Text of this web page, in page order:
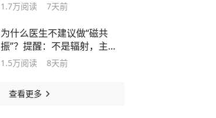
1.7万阅读 7天前
为什么医生不建议做“磁共
振”？提醒：不是辐射，主要
因为这4点
1.5万阅读 8天前
查看更多